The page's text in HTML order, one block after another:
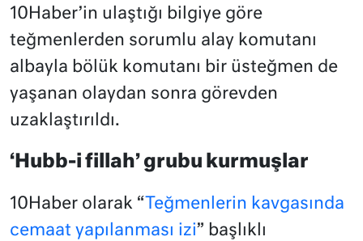
10Haber’in ulaştığı bilgiye göre
teğmenlerden sorumlu alay komutanı
albayla bölük komutanı bir üsteğmen de
yaşanan olaydan sonra görevden
uzaklaştırıldı.
‘Hubb-i fillah’ grubu kurmuşlar
10Haber olarak “ Teğmenlerin kavgasında
cemaat yapılanması izi” başlıklı